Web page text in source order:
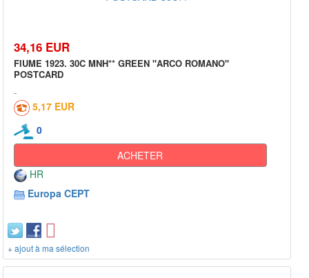
34,16 EUR
FIUME 1923. 30C MNH** GREEN "ARCO ROMANO"
POSTCARD
5,17 EUR
0
ACHETER
HR
Europa CEPT
+ ajout à ma sélection